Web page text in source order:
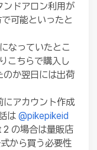
ンドアロン利用が
可能といったと
なっていたとこ
こちらで購入し
のか翌日には出荷
にアカウント作成
は @pikepikeid
2 の場合は量販店
から買う必要性